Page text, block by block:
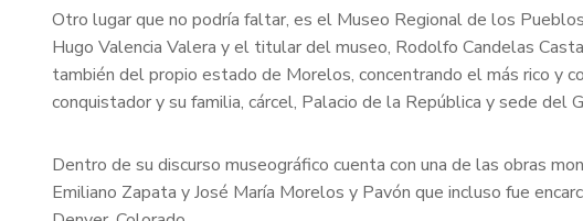
Otro lugar que no podría faltar, es el Museo Regional de los
Hugo Valencia Valera y el titular del museo, Rodolfo Candelas
también del propio estado de Morelos, concentrando el más rico y
conquistador y su familia, cárcel, Palacio de la República y sede del
Dentro de su discurso museográfico cuenta con una de las obras
Emiliano Zapata y José María Morelos y Pavón que incluso fue